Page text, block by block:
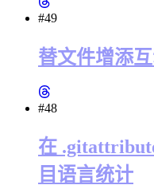
#49
替文件增添
#48
在
目语言统计